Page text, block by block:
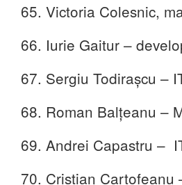
65. Victoria Colesnic,
66. Iurie Gaitur –
67. Sergiu Todirașcu –
68. Roman Balțeanu –
69. Andrei Capastru –
70. Cristian Cartofeanu